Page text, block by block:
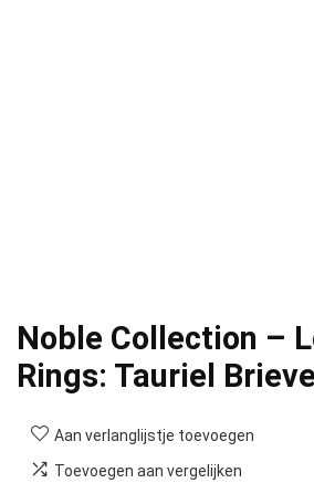
Noble Collection –
Rings: Tauriel
Aan verlanglijstje toevoegen
Toevoegen aan vergelijken